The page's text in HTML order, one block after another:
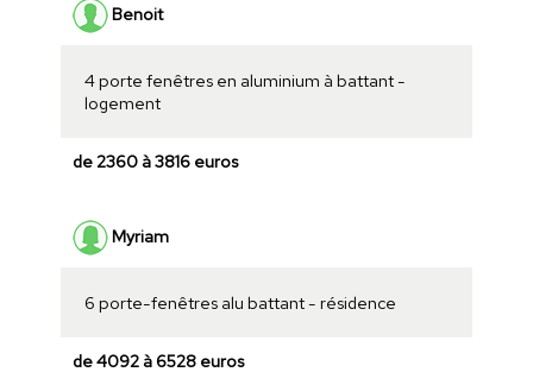
Benoit
4 porte fenêtres en aluminium à battant -
logement
de 2360 à 3816 euros
Myriam
6 porte-fenêtres alu battant - résidence
de 4092 à 6528 euros